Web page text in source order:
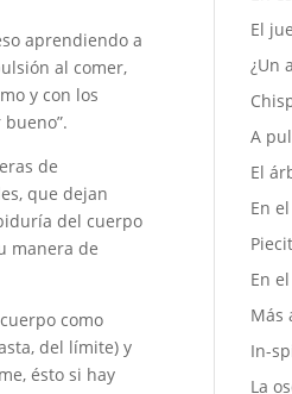
aprendiendo a
al comer,
y con los
de
que dejan
del cuerpo
manera de
como
del límite) y
ésto si hay
El
¿Un
A
El
En
En
Más
In-
La